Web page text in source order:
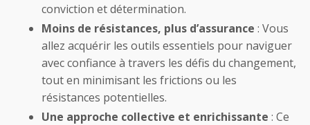
conviction et détermination.
Moins de résistances, plus d’assurance : Vous
allez acquérir les outils essentiels pour naviguer
avec confiance à travers les défis du changement,
tout en minimisant les frictions ou les
résistances potentielles.
Une approche collective et enrichissante : Ce